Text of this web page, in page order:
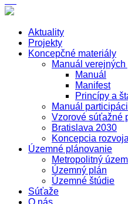
Aktuality
Projekty
Koncepčné materiály
Manuál
Manuál
Manifest
Princípy a
Manuál
Vzorové súťažné
Bratislava 2030
Koncepcia
Územné plánovanie
Metropolitný
Územný plán
Územné štúdie
Súťaže
O nás